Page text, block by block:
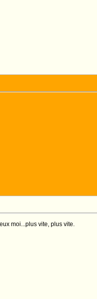
moi...plus vite, plus vite.